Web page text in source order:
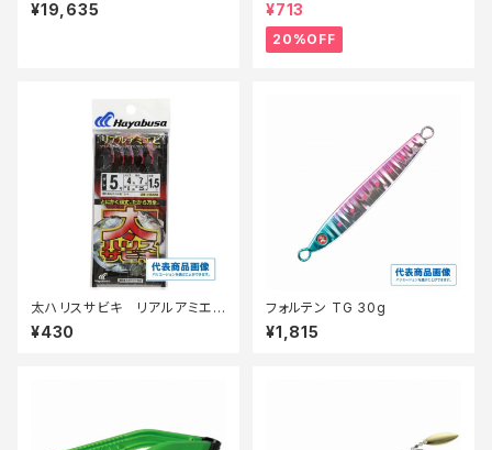
¥19,635 ¥713
20%OFF
太ハリスサビキ リアルアミエ
ビ 3-2.5
¥430
フォルテン TG 30g
¥1,815